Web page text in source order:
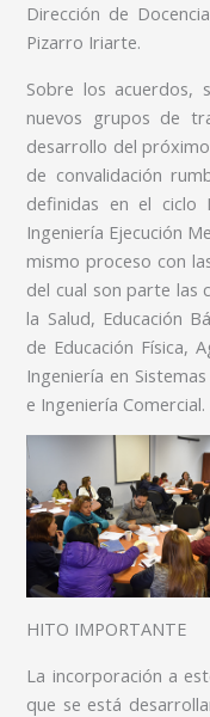
Dirección de
Pizarro Iriarte.
Sobre los acuerdos,
nuevos grupos de
desarrollo del
de convalidación
definidas en el ciclo
Ingeniería Ejecución
mismo proceso con
del cual son parte las
la Salud, Educación
de Educación Física,
Ingeniería en
e Ingeniería Comercial.
HITO IMPORTANTE
La incorporación a
que se está